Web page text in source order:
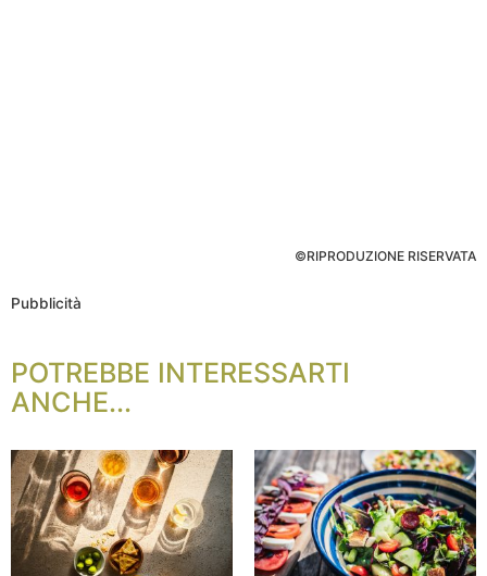
©RIPRODUZIONE RISERVATA
Pubblicità
POTREBBE INTERESSARTI
ANCHE...